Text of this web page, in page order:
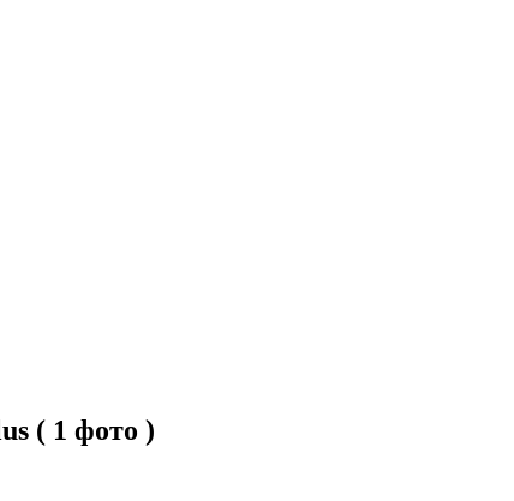
( 1 фото )